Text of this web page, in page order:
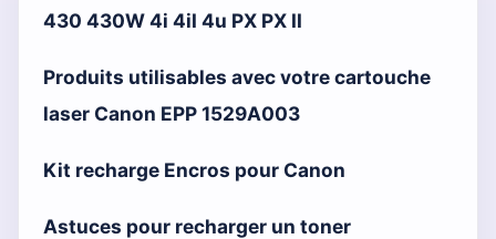
430 430W 4i 4iI 4u PX PX II
Produits utilisables avec votre cartouche
laser Canon EPP 1529A003
Kit recharge Encros pour Canon
Astuces pour recharger un toner